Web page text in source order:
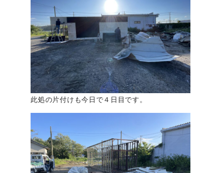
此処の片付けも今日で４日目です。